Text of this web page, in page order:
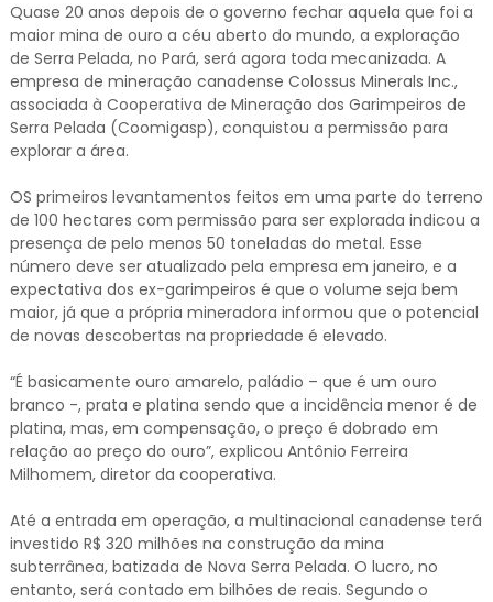
Quase 20 anos depois de o governo fechar aquela que foi a
maior mina de ouro a céu aberto do mundo, a exploração
de Serra Pelada, no Pará, será agora toda mecanizada. A
empresa de mineração canadense Colossus Minerals Inc.,
associada à Cooperativa de Mineração dos Garimpeiros de
Serra Pelada (Coomigasp), conquistou a permissão para
explorar a área.
OS primeiros levantamentos feitos em uma parte do terreno
de 100 hectares com permissão para ser explorada indicou a
presença de pelo menos 50 toneladas do metal. Esse
número deve ser atualizado pela empresa em janeiro, e a
expectativa dos ex-garimpeiros é que o volume seja bem
maior, já que a própria mineradora informou que o potencial
de novas descobertas na propriedade é elevado.
“É basicamente ouro amarelo, paládio – que é um ouro
branco -, prata e platina sendo que a incidência menor é de
platina, mas, em compensação, o preço é dobrado em
relação ao preço do ouro”, explicou Antônio Ferreira
Milhomem, diretor da cooperativa.
Até a entrada em operação, a multinacional canadense terá
investido R$ 320 milhões na construção da mina
subterrânea, batizada de Nova Serra Pelada. O lucro, no
entanto, será contado em bilhões de reais. Segundo o